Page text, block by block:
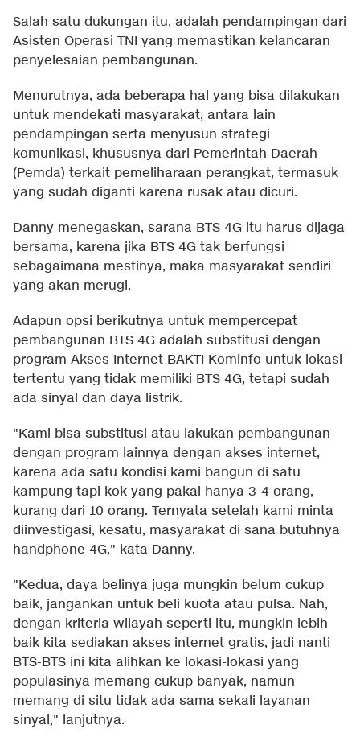
Salah satu dukungan itu, adalah pendampingan dari
Asisten Operasi TNI yang memastikan kelancaran
penyelesaian pembangunan.
Menurutnya, ada beberapa hal yang bisa dilakukan
untuk mendekati masyarakat, antara lain
pendampingan serta menyusun strategi
komunikasi, khususnya dari Pemerintah Daerah
(Pemda) terkait pemeliharaan perangkat, termasuk
yang sudah diganti karena rusak atau dicuri.
Danny menegaskan, sarana BTS 4G itu harus dijaga
bersama, karena jika BTS 4G tak berfungsi
sebagaimana mestinya, maka masyarakat sendiri
yang akan merugi.
Adapun opsi berikutnya untuk mempercepat
pembangunan BTS 4G adalah substitusi dengan
program Akses Internet BAKTI Kominfo untuk lokasi
tertentu yang tidak memiliki BTS 4G, tetapi sudah
ada sinyal dan daya listrik.
"Kami bisa substitusi atau lakukan pembangunan
dengan program lainnya dengan akses internet,
karena ada satu kondisi kami bangun di satu
kampung tapi kok yang pakai hanya 3-4 orang,
kurang dari 10 orang. Ternyata setelah kami minta
diinvestigasi, kesatu, masyarakat di sana butuhnya
handphone 4G," kata Danny.
"Kedua, daya belinya juga mungkin belum cukup
baik, jangankan untuk beli kuota atau pulsa. Nah,
dengan kriteria wilayah seperti itu, mungkin lebih
baik kita sediakan akses internet gratis, jadi nanti
BTS-BTS ini kita alihkan ke lokasi-lokasi yang
populasinya memang cukup banyak, namun
memang di situ tidak ada sama sekali layanan
sinyal," lanjutnya.